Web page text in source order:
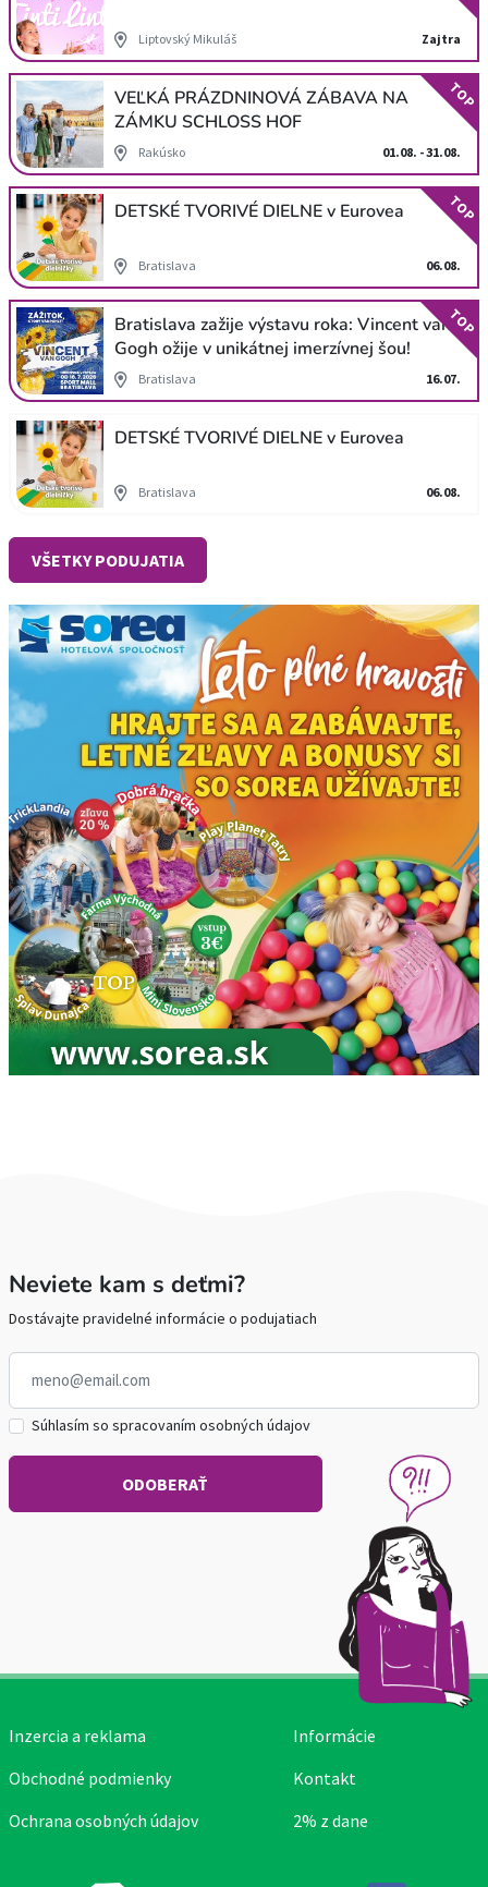
Liptovský Mikuláš Zajtra
VEĽKÁ PRÁZDNINOVÁ ZÁBAVA NA
ZÁMKU SCHLOSS HOF
Rakúsko 01.08. - 31.08.
TOP
DETSKÉ TVORIVÉ DIELNE v Eurovea
Bratislava 06.08.
TOP
Bratislava zažije výstavu roka: Vincent van
Gogh ožije v unikátnej imerzívnej šou!
Bratislava 16.07.
TOP
DETSKÉ TVORIVÉ DIELNE v Eurovea
Bratislava 06.08.
VŠETKY PODUJATIA
Neviete kam s deťmi?
Dostávajte pravidelné informácie o podujatiach
Súhlasím so spracovaním osobných údajov
Inzercia a reklama
Obchodné podmienky
Ochrana osobných údajov
Informácie
Kontakt
2% z dane